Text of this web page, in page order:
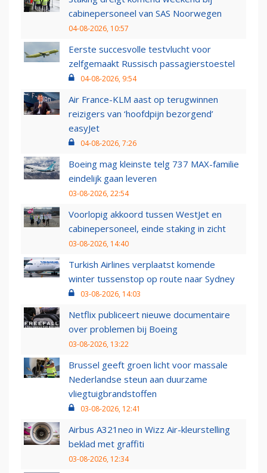
cabinepersoneel van SAS Noorwegen
04-08-2026, 10:57
Eerste succesvolle testvlucht voor
zelfgemaakt Russisch passagierstoestel
04-08-2026, 9:54
Air France-KLM aast op terugwinnen
reizigers van ‘hoofdpijn bezorgend’
easyJet
04-08-2026, 7:26
Boeing mag kleinste telg 737 MAX-familie
eindelijk gaan leveren
03-08-2026, 22:54
Voorlopig akkoord tussen WestJet en
cabinepersoneel, einde staking in zicht
03-08-2026, 14:40
Turkish Airlines verplaatst komende
winter tussenstop op route naar Sydney
03-08-2026, 14:03
Netflix publiceert nieuwe documentaire
over problemen bij Boeing
03-08-2026, 13:22
Brussel geeft groen licht voor massale
Nederlandse steun aan duurzame
vliegtuigbrandstoffen
03-08-2026, 12:41
Airbus A321neo in Wizz Air-kleurstelling
beklad met graffiti
03-08-2026, 12:34